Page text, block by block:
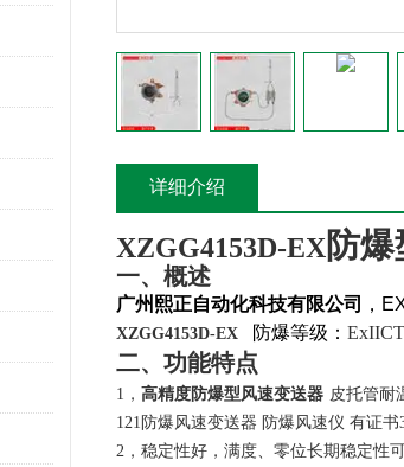
详细介绍
XZGG4153D-EX防
一、概述
广州熙正自动化科技有限公司 ，
XZGG4153D-EX 防爆等级：
二、功能特点
1， 高精度防爆型风速变送器 皮托管耐
121防爆风速变送器 防爆风速仪 有证
2 ，稳定性好，满度、零位长期稳定性